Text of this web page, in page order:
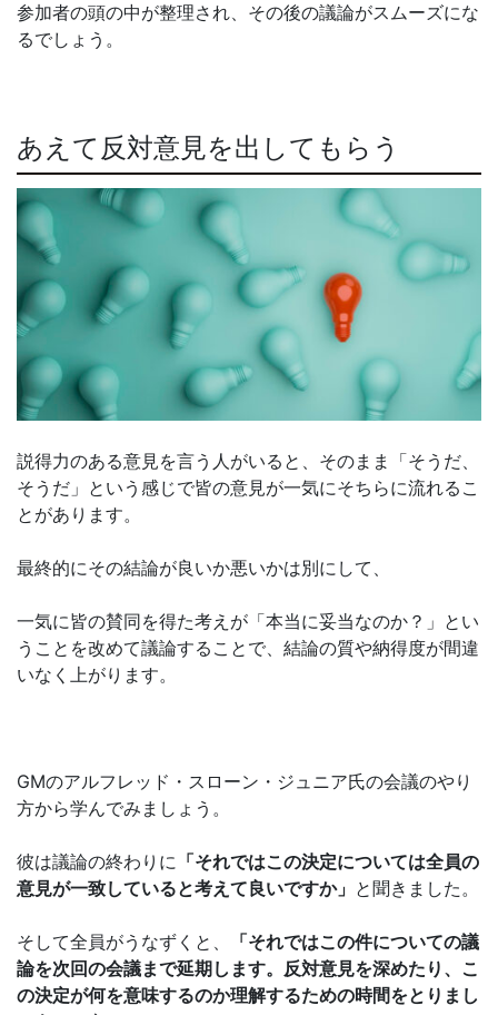
参加者の頭の中が整理され、その後の議論がスムーズにな
るでしょう。
あえて反対意見を出してもらう
説得力のある意見を言う人がいると、そのまま「そうだ、
そうだ」という感じで皆の意見が一気にそちらに流れるこ
とがあります。
最終的にその結論が良いか悪いかは別にして、
一気に皆の賛同を得た考えが「本当に妥当なのか？」とい
うことを改めて議論することで、結論の質や納得度が間違
いなく上がります。
GMのアルフレッド・スローン・ジュニア氏の会議のやり
方から学んでみましょう。
彼は議論の終わりに 「それではこの決定については全員の
意見が一致していると考えて良いですか」 と聞きました。
そして全員がうなずくと、
「それではこの件についての議
論を次回の会議まで延期します。反対意見を深めたり、こ
の決定が何を意味するのか理解するための時間をとりまし